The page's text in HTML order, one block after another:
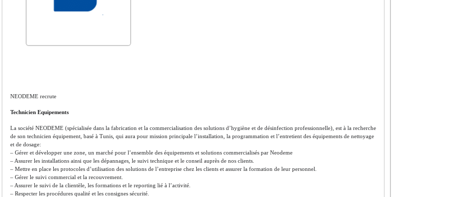
NEODEME recrute
Technicien Equipements
La société NEODEME (spécialisée dans la fabrication et la commercialisation des solutions d’hygiène et de désinfection professionnelle), est à la recherche
de son technicien équipement, basé à Tunis, qui aura pour mission principale l’installation, la programmation et l’entretient des équipements de nettoyage
et de dosage:
– Gérer et développer une zone, un marché pour l’ensemble des équipements et solutions commercialisés par Neodeme
– Assurer les installations ainsi que les dépannages, le suivi technique et le conseil auprès de nos clients.
– Mettre en place les protocoles d’utilisation des solutions de l’entreprise chez les clients et assurer la formation de leur personnel.
– Gérer le suivi commercial et la recouvrement.
– Assurer le suivi de la clientèle, les formations et le reporting lié à l’activité.
– Respecter les procédures qualité et les consignes sécurité.